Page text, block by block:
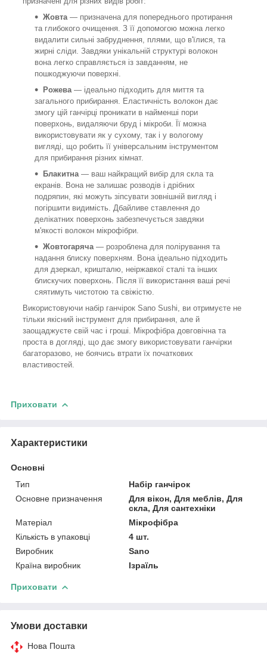
Жовта — призначена для попереднього протирання
та глибокого очищення. З її допомогою можна легко
видалити сильні забруднення, плями, що в'їлися, та
жирні сліди. Завдяки унікальній структурі волокон
вона легко справляється із завданням, не
пошкоджуючи поверхні.
Рожева — ідеально підходить для миття та
загального прибирання. Еластичність волокон дає
змогу цій ганчірці проникати в найменші пори
поверхонь, видаляючи бруд і мікроби. Її можна
використовувати як у сухому, так і у вологому
вигляді, що робить її універсальним інструментом
для прибирання різних кімнат.
Блакитна — ваш найкращий вибір для скла та
екранів. Вона не залишає розводів і дрібних
подряпин, які можуть зіпсувати зовнішній вигляд і
погіршити видимість. Дбайливе ставлення до
делікатних поверхонь забезпечується завдяки
м'якості волокон мікрофібри.
Жовтогаряча — розроблена для полірування та
надання блиску поверхням. Вона ідеально підходить
для дзеркал, кришталю, неіржавкої сталі та інших
блискучих поверхонь. Після її використання ваші речі
сяятимуть чистотою та свіжістю.
Використовуючи набір ганчірок Sano Sushi, ви отримуєте не
тільки якісний інструмент для прибирання, але й
заощаджуєте свій час і гроші. Мікрофібра довговічна та
проста в догляді, що дає змогу використовувати ганчірки
багаторазово, не боячись втрати їх початкових
властивостей.
Приховати
Характеристики
Основні
Тип
Набір ганчірок
Основне призначення
Для вікон, Для меблів, Для
скла, Для сантехніки
Матеріал
Мікрофібра
Кількість в упаковці
4 шт.
Виробник
Sano
Країна виробник
Ізраїль
Приховати
Умови доставки
Нова Пошта